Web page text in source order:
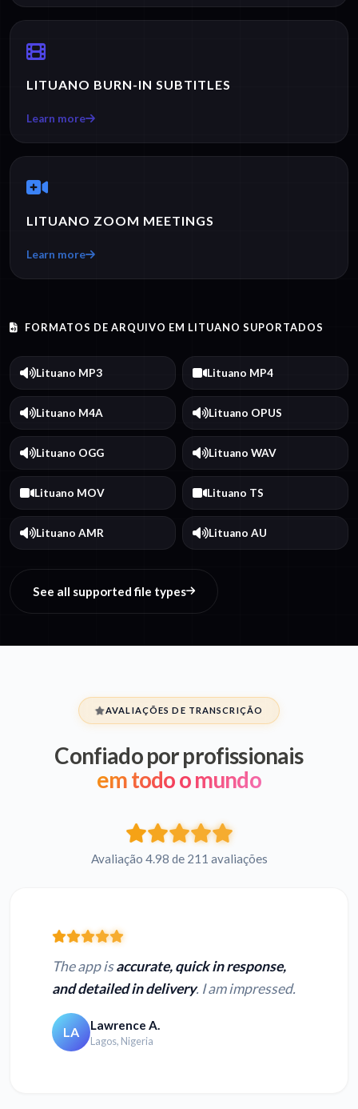
LITUANO BURN-IN SUBTITLES
Learn more
LITUANO ZOOM MEETINGS
Learn more
FORMATOS DE ARQUIVO EM LITUANO SUPORTADOS
Lituano MP3 Lituano MP4
Lituano M4A Lituano OPUS
Lituano OGG Lituano WAV
Lituano MOV Lituano TS
Lituano AMR Lituano AU
See all supported file types
AVALIAÇÕES DE TRANSCRIÇÃO
Confiado por profissionais
em todo o mundo
Avaliação 4.98 de 211 avaliações
The app isaccurate, quick in response,
and detailed in delivery. I am impressed.
LA Lawrence A.
Lagos, Nigeria